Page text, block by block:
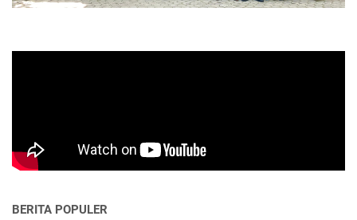
BERITA POPULER